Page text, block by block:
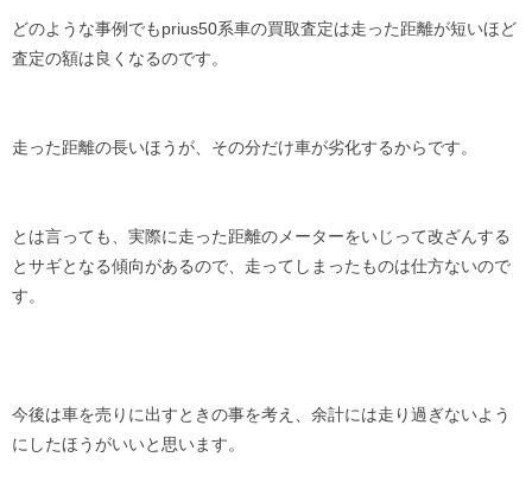
どのような事例でもprius50系車の買取査定は走った距離が短いほど
査定の額は良くなるのです。
走った距離の長いほうが、その分だけ車が劣化するからです。
とは言っても、実際に走った距離のメーターをいじって改ざんする
とサギとなる傾向があるので、走ってしまったものは仕方ないので
す。
今後は車を売りに出すときの事を考え、余計には走り過ぎないよう
にしたほうがいいと思います。